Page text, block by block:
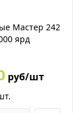
Мастер 242
ярд
руб/шт